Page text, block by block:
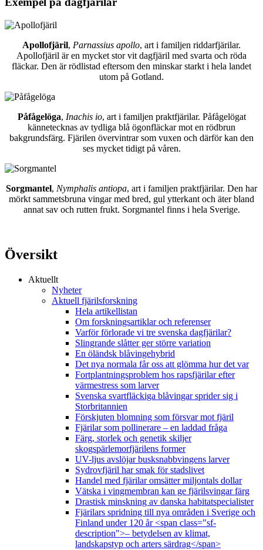
Apollofjäril, Parnassius apollo, art i familjen riddarfjärilar.
Apollofjäril är en mycket stor vit dagfjäril med svarta och röda
fläckar. Den är rödlistad eftersom den minskar starkt i hela landet
utom på Gotland.
Påfågelöga, Inachis io, art i familjen praktfjärilar. Påfågelögat
kännetecknas av tydliga blå ögonfläckar mot en rödbrun
bakgrundsfärg. Fjärilen övervintrar som vuxen och därför kan den
ses mycket tidigt på våren.
Sorgmantel, Nymphalis antiopa, art i familjen praktfjärilar. Den har
mörkt sammetsbruna vingar med bred, gul ytterkant och äter bland
annat sav och rutten frukt. Sorgmantel finns i hela Sverige.
Översikt
Aktuellt
Nyheter
Aktuell fjärilsforskning
Hela artikellistan
Om forskningsartiklar och referenser
Varför förlorade vi tre svenska dagfjärilar?
Slingrande slåtter ger större variation
En öländsk blåvingehybrid
Det nya normala får oss att glömma hur det var
Fortplantningsproblem hos rapsfjärilar efter
värmestress som larver
Svenska svartfläckiga blåvingar sprider sig i
Storbritannien
Förskjuten blomning som försvar mot fjäril
Fjärilar som pollinerare – en laddad fråga
Färg, storlek och genetik skiljer
skogspärlemorfjärilens former
UV-ljus avslöjar busksnabbvingens larver
Sydrovfjäril har smak för stadslivet
Handel med fjärilar omsätter miljontals dollar
Vätska i vingmembran kan ge fjärilsvingar färg
Drastisk minskning av danska habitatspecialister
Fjärilars spridning till nya områden i Sverige och
Finland under 120 år <span class="sf-
description">– betydelsen av klimat,
landskapstyp och arters särdrag</span>